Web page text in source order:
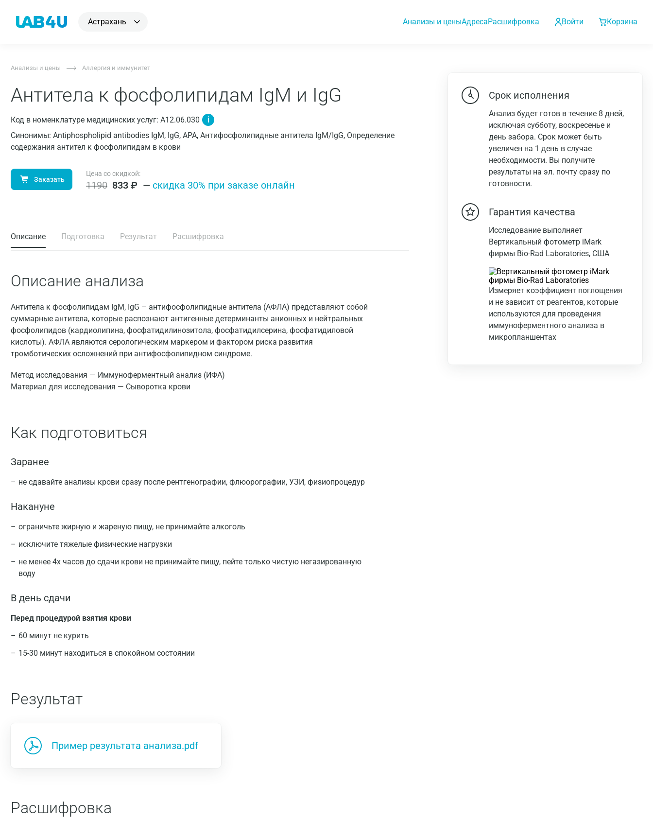
Астрахань Анализы и ценыАдресаРасшифровка Войти Корзина
Анализы и цены Аллергия и иммунитет
Антитела к фосфолипидам IgM и IgG
Код в номенклатуре медицинских услуг: A12.06.030 i
Синонимы: Antiphospholipid antibodies IgM, IgG, APA, Антифосфолипидные антитела IgM/IgG, Определение
содержания антител к фосфолипидам в крови
Заказать
Цена со скидкой:
1190 833 ₽ — cкидка 30% при заказе онлайн
Описание Подготовка Результат Расшифровка
Описание анализа
Антитела к фосфолипидам IgM, IgG – антифосфолипидные антитела (АФЛА) представляют собой
суммарные антитела, которые распознают антигенные детерминанты анионных и нейтральных
фосфолипидов (кардиолипина, фосфатидилинозитола, фосфатидилсерина, фосфатидиловой
кислоты). АФЛА являются серологическим маркером и фактором риска развития
тромботических осложнений при антифосфолипидном синдроме.
Метод исследования — Иммуноферментный анализ (ИФА)
Материал для исследования — Сыворотка крови
Как подготовиться
Заранее
не сдавайте анализы крови сразу после рентгенографии, флюорографии, УЗИ, физиопроцедур
Накануне
ограничьте жирную и жареную пищу, не принимайте алкоголь
исключите тяжелые физические нагрузки
не менее 4х часов до сдачи крови не принимайте пищу, пейте только чистую негазированную
воду
В день сдачи
Перед процедурой взятия крови
60 минут не курить
15-30 минут находиться в спокойном состоянии
Результат
Пример результата анализа.pdf
Расшифровка
Срок исполнения
Анализ будет готов в течение 8 дней,
исключая субботу, воскресенье и
день забора. Срок может быть
увеличен на 1 день в случае
необходимости. Вы получите
результаты на эл. почту сразу по
готовности.
Гарантия качества
Исследование выполняет
Вертикальный фотометр iMark
фирмы Bio-Rad Laboratories, США
Измеряет коэффициент поглощения
и не зависит от реагентов, которые
используются для проведения
иммуноферментного анализа в
микропланшентах